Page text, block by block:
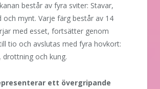
består av fyra sviter: Stavar,
och mynt. Varje färg består av 14
med esset, fortsätter genom
tio och avslutas med fyra hovkort:
drottning och kung.
ett övergripande